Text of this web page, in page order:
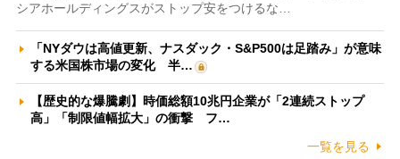
シアホールディングスがストップ安をつけるな…
「NYダウは高値更新、ナスダック・S&P500は足踏み」が意味
する米国株市場の変化 半…
【歴史的な爆騰劇】時価総額10兆円企業が「2連続ストップ
高」「制限値幅拡大」の衝撃 フ…
一覧を見る